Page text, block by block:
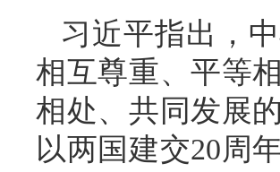
习近平指出，
相互尊重、平等
相处、共同发展
以两国建交20周